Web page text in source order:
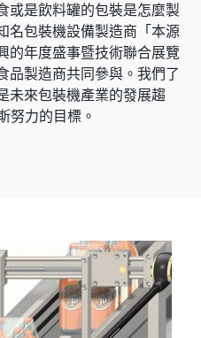
或是飲料罐的包裝是怎麼製
名包裝機設備製造商「本源
的年度盛事暨技術聯合展覽
品製造商共同參與。我們了
未來包裝機產業的發展趨
努力的目標。